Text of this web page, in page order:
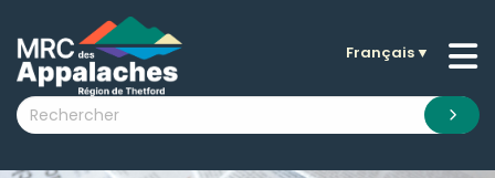
submenu (La MRC )
submenu (Citoyens )
Français▼